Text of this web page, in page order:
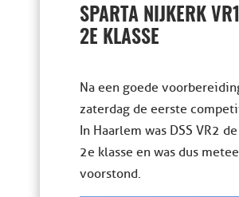
SPARTA NIJKERK
2E KLASSE
Na een goede
zaterdag de eerste
In Haarlem was DSS VR2
2e klasse en was dus
voorstond.